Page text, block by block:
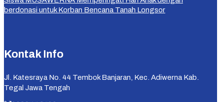
berdonasi untuk Korban Bencana Tanah Longsor
Kontak Info
Jl. Katesraya No. 44 Tembok Banjaran, Kec. Adiwerna Kab.
Tegal Jawa Tengah